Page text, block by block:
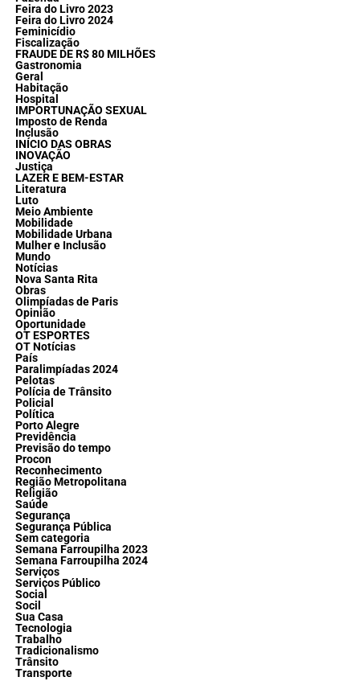
Feira do Livro 2023
Feira do Livro 2024
Feminicídio
Fiscalização
FRAUDE DE R$ 80 MILHÕES
Gastronomia
Geral
Habitação
Hospital
IMPORTUNAÇÃO SEXUAL
Imposto de Renda
Inclusão
INÍCIO DAS OBRAS
INOVAÇÃO
Justiça
LAZER E BEM-ESTAR
Literatura
Luto
Meio Ambiente
Mobilidade
Mobilidade Urbana
Mulher e Inclusão
Mundo
Notícias
Nova Santa Rita
Obras
Olimpíadas de Paris
Opinião
Oportunidade
OT ESPORTES
OT Notícias
País
Paralimpíadas 2024
Pelotas
Polícia de Trânsito
Policial
Política
Porto Alegre
Previdência
Previsão do tempo
Procon
Reconhecimento
Região Metropolitana
Religião
Saúde
Segurança
Segurança Pública
Sem categoria
Semana Farroupilha 2023
Semana Farroupilha 2024
Serviços
Serviços Público
Social
Socil
Sua Casa
Tecnologia
Trabalho
Tradicionalismo
Trânsito
Transporte